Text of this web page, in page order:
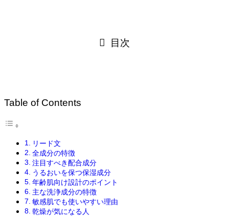
目次
Table of Contents
リード文
全成分の特徴
注目すべき配合成分
うるおいを保つ保湿成分
年齢肌向け設計のポイント
主な洗浄成分の特徴
敏感肌でも使いやすい理由
乾燥が気になる人